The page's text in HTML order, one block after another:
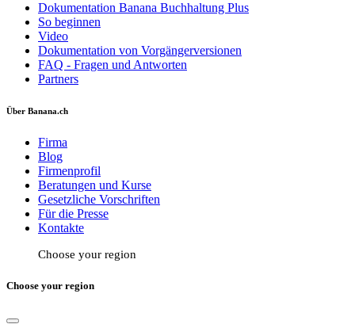
Dokumentation Banana Buchhaltung Plus
So beginnen
Video
Dokumentation von Vorgängerversionen
FAQ - Fragen und Antworten
Partners
Über Banana.ch
Firma
Blog
Firmenprofil
Beratungen und Kurse
Gesetzliche Vorschriften
Für die Presse
Kontakte
Choose your region
Choose your region